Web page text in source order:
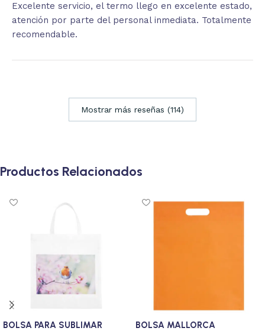
Excelente servicio, el termo llego en excelente estado,
atención por parte del personal inmediata. Totalmente
recomendable.
Mostrar más reseñas (114)
Productos Relacionados
BOLSA PARA SUBLIMAR
BOLSA MALLORCA